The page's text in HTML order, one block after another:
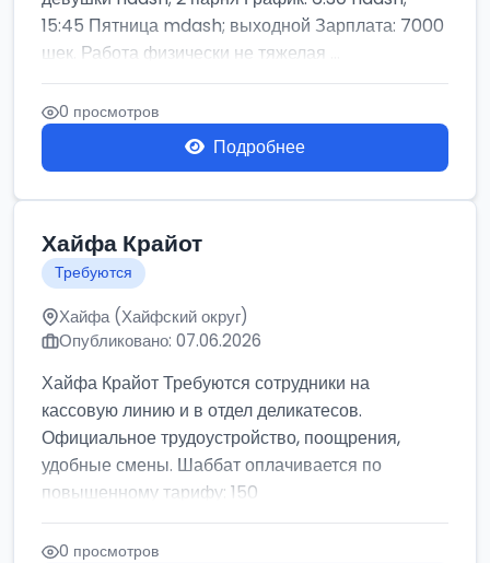
15:45 Пятница mdash; выходной Зарплата: 7000
шек. Работа физически не тяжелая ...
0 просмотров
Подробнее
Хайфа Крайот
Требуются
Хайфа (Хайфский округ)
Опубликовано: 07.06.2026
Хайфа Крайот Требуются сотрудники на
кассовую линию и в отдел деликатесов.
Официальное трудоустройство, поощрения,
удобные смены. Шаббат оплачивается по
повышенному тарифу: 150
0 просмотров